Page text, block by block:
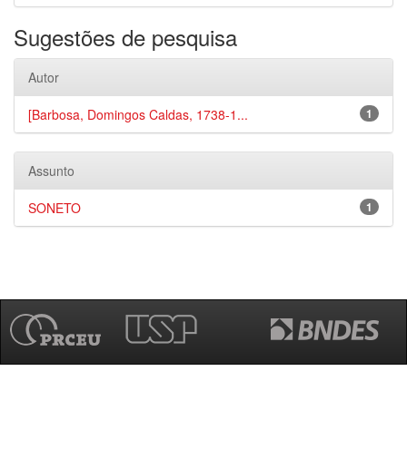
Sugestões de pesquisa
Autor
1
[Barbosa, Domingos Caldas, 1738-1...
Assunto
1
SONETO